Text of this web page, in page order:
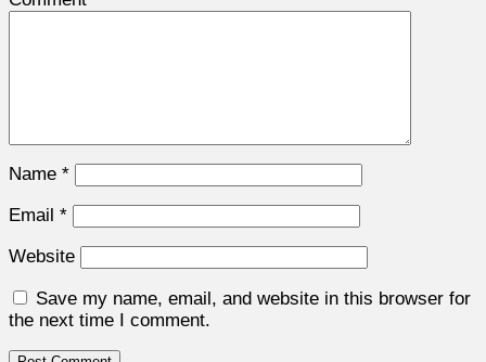
Name *
Email *
Website
Save my name, email, and website in this browser for
the next time I comment.